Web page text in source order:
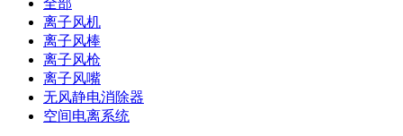
全部
离子风机
离子风棒
离子风枪
离子风嘴
无风静电消除器
空间电离系统